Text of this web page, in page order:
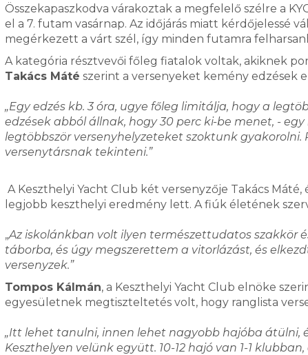
Összekapaszkodva várakoztak a megfelelő szélre a
el a 7. futam vasárnap. Az időjárás miatt kérdőjelessé
megérkezett a várt szél, így minden futamra
A kategória résztvevői főleg fiatalok voltak, akiknek
Takács Máté szerint a versenyeket kemény edzések
„Egy edzés kb. 3 óra, ugye főleg limitálja, hogy a
edzések abból állnak, hogy 30 perc ki-be menet, -
legtöbbször versenyhelyzeteket szoktunk
versenytársnak tekinteni.”
A Keszthelyi Yacht Club két versenyzője Takács Máté,
legjobb keszthelyi eredmény lett. A fiúk életének
„Az iskolánkban volt ilyen természettudatos szakkör
táborba, és úgy megszerettem a vitorlázást, és
versenyzek.”
Tompos Kálmán, a Keszthelyi Yacht Club elnöke
egyesületnek megtiszteltetés volt, hogy ranglista
„Itt lehet tanulni, innen lehet nagyobb hajóba átülni,
Keszthelyen velünk együtt. 10-12 hajó van 1-1